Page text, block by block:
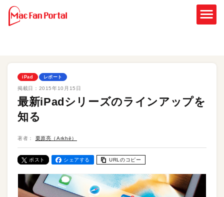
iPad レポート
掲載日： 2015年10月15日
最新iPadシリーズのラインアップを
知る
著者： 栗原亮（Arkhē）
ポスト シェアする URLのコピー